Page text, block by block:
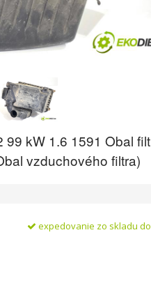
99 kW 1.6 1591 Obal
vzduchového filtra)
expedovanie zo skladu